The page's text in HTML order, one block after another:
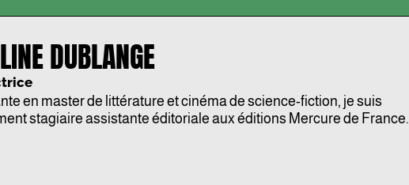
DUBLANGE
en master de littérature et cinéma de science-fiction, je suis
stagiaire assistante éditoriale aux éditions Mercure de France.